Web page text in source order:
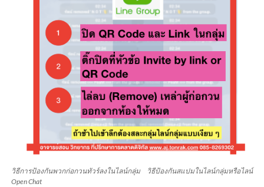
วิธีการป้องกันพวกก่อกวนทัวร์ลงในไลน์กลุ่ม วิธีป้องกันสแปมในไลน์กลุ่มหรือไลน์
Open Chat